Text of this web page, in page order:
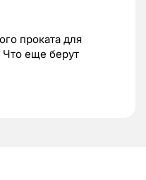
проката для
еще берут